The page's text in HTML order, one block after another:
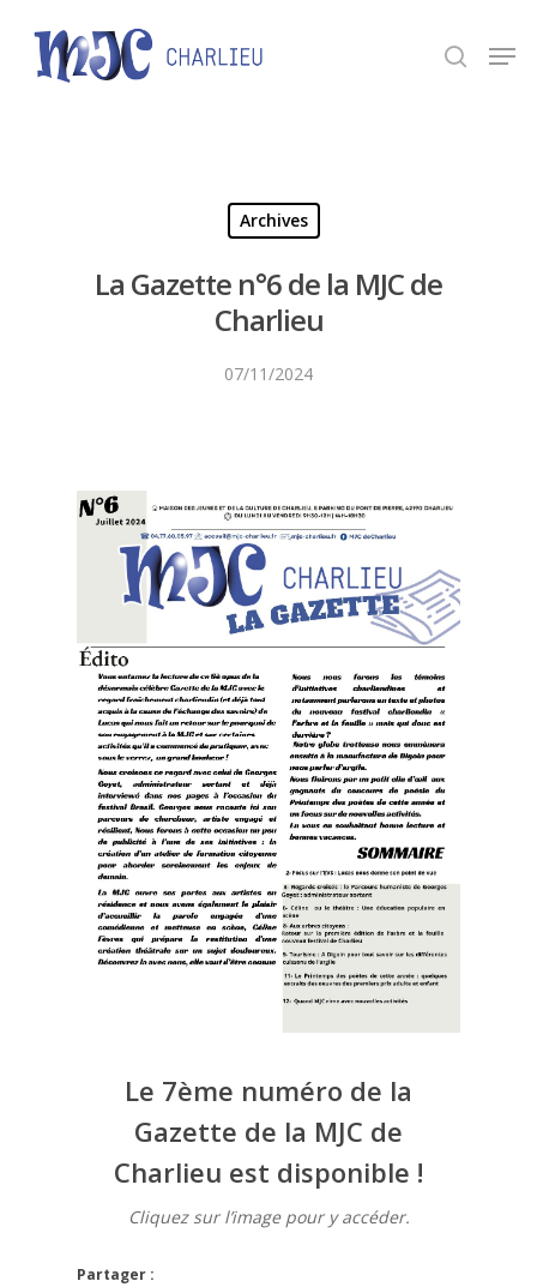
Archives
La Gazette n°6 de la MJC de
Charlieu
07/11/2024
Le 7ème numéro de la
Gazette de la MJC de
Charlieu est disponible !
Cliquez sur l’image pour y accéder.
Partager :